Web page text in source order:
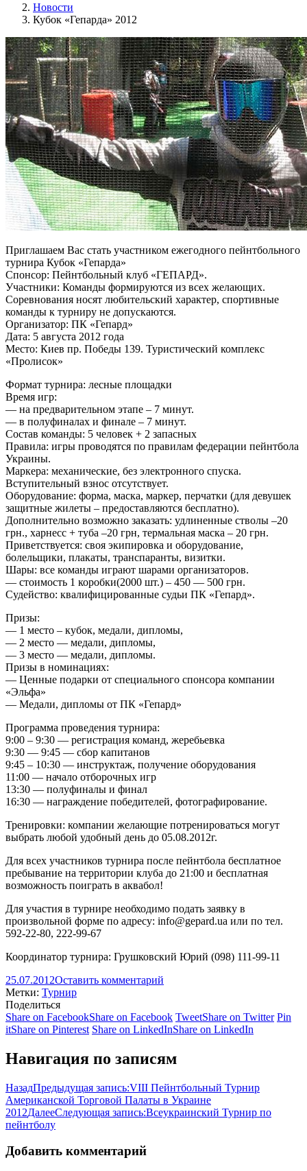
Новости
Кубок «Гепарда» 2012
Приглашаем Вас стать участником ежегодного пейнтбольного
турнира Кубок «Гепарда»
Спонсор: Пейнтбольный клуб «ГЕПАРД».
Участники: Команды формируются из всех желающих.
Соревнования носят любительский характер, спортивные
команды к турниру не допускаются.
Организатор: ПК «Гепард»
Дата: 5 августа 2012 года
Место: Киев пр. Победы 139. Туристический комплекс
«Пролисок»
Формат турнира: лесные площадки
Время игр:
— на предварительном этапе – 7 минут.
— в полуфиналах и финале – 7 минут.
Состав команды: 5 человек + 2 запасных
Правила: игры проводятся по правилам федерации пейнтбола
Украины.
Маркера: механические, без электронного спуска.
Вступительный взнос отсутствует.
Оборудование: форма, маска, маркер, перчатки (для девушек
защитные жилеты – предоставляются бесплатно).
Дополнительно возможно заказать: удлиненные стволы –20
грн., харнесс + туба –20 грн, термальная маска – 20 грн.
Приветствуется: своя экипировка и оборудование,
болельщики, плакаты, транспаранты, визитки.
Шары: все команды играют шарами организаторов.
— стоимость 1 коробки(2000 шт.) – 450 — 500 грн.
Судейство: квалифицированные судьи ПК «Гепард».
Призы:
— 1 место – кубок, медали, дипломы,
— 2 место — медали, дипломы,
— 3 место — медали, дипломы.
Призы в номинациях:
— Ценные подарки от специального спонсора компании
«Эльфа»
— Медали, дипломы от ПК «Гепард»
Программа проведения турнира:
9:00 – 9:30 — регистрация команд, жеребьевка
9:30 — 9:45 — сбор капитанов
9:45 – 10:30 — инструктаж, получение оборудования
11:00 — начало отборочных игр
13:30 — полуфиналы и финал
16:30 — награждение победителей, фотографирование.
Тренировки: компании желающие потренироваться могут
выбрать любой удобный день до 05.08.2012г.
Для всех участников турнира после пейнтбола бесплатное
пребывание на территории клуба до 21:00 и бесплатная
возможность поиграть в аквабол!
Для участия в турнире необходимо подать заявку в
произвольной форме по адресу: info@gepard.ua или по тел.
592-22-80, 222-99-67
Координатор турнира: Грушковский Юрий (098) 111-99-11
25.07.2012Оставить комментарий
Метки: Турнир
Поделиться
Share on FacebookShare on Facebook TweetShare on Twitter Pin
itShare on Pinterest Share on LinkedInShare on LinkedIn
Навигация по записям
НазадПредыдущая запись:VIII Пейнтбольный Турнир
Американской Торговой Палаты в Украине
2012ДалееСледующая запись:Всеукраинский Турнир по
пейнтболу
Добавить комментарий